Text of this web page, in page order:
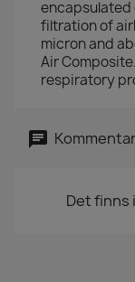
filtration of
micron and
Air
respiratory
Det finns